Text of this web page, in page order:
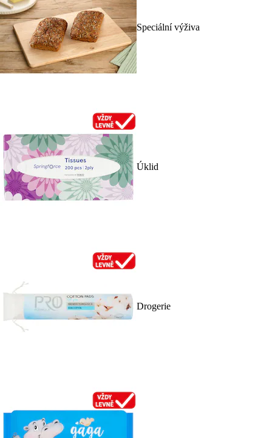
Speciální výživa
Úklid
Drogerie